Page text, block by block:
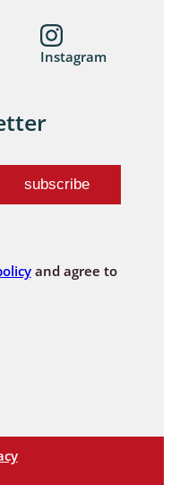
Instagram
and agree to